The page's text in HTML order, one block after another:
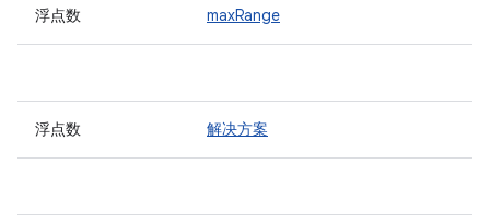
浮点数 maxRange
浮点数 解决方案